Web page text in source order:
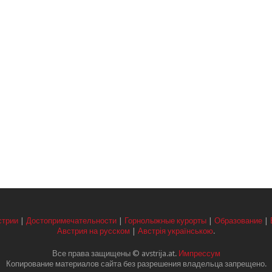
| Достопримечательности | Горнолыжные курорты | Образование |
Австрия на русском | Австрія українською.
Все права защищены © avstrija.at. Импрессум
Копирование материалов сайта без разрешения владельца запрещено.